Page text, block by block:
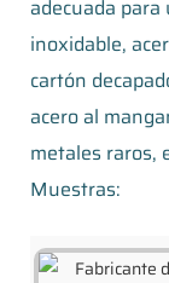
adecuada
inoxidable,
cartón
acero al
metales raros,
Muestras: